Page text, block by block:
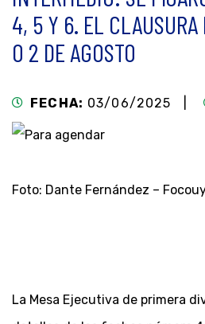
4, 5 Y 6. EL CLAUSURA
O 2 DE AGOSTO
FECHA: 03/06/2025 |
Foto: Dante Fernández –
La Mesa Ejecutiva de primera